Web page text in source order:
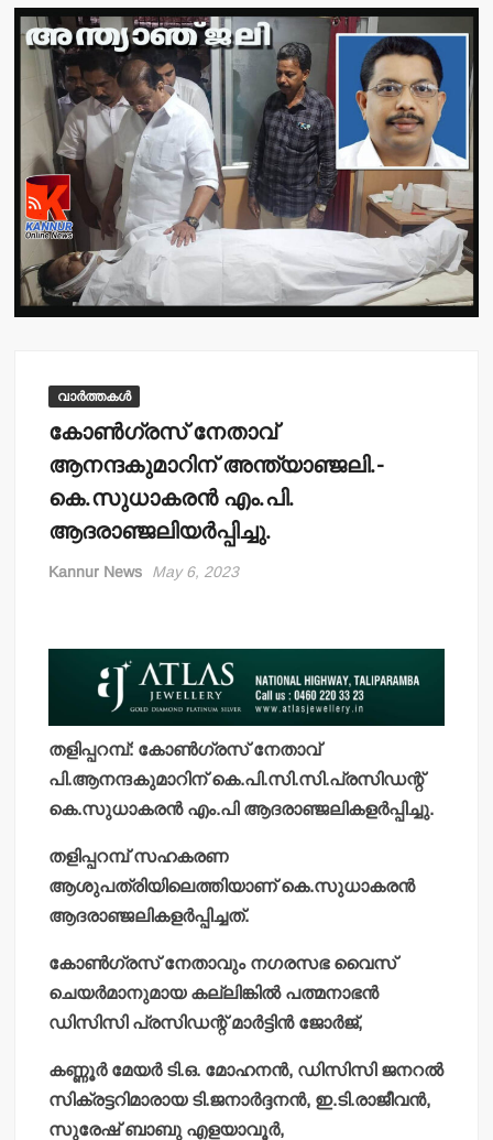
വാർത്തകൾ
കോണ്‍ഗ്രസ് നേതാവ്
ആനന്ദകുമാറിന് അന്ത്യാഞ്ജലി.-
കെ.സുധാകരന്‍ എം.പി.
ആദരാഞ്ജലിയര്‍പ്പിച്ചു.
Kannur News May 6, 2023
തളിപ്പറമ്പ്: കോണ്‍ഗ്രസ് നേതാവ്
പി.ആനന്ദകുമാറിന് കെ.പി.സി.സി.പ്രസിഡന്റ്
കെ.സുധാകരന്‍ എം.പി ആദരാഞ്ജലികളര്‍പ്പിച്ചു.
തളിപ്പറമ്പ് സഹകരണ
ആശുപത്രിയിലെത്തിയാണ് കെ.സുധാകരന്‍
ആദരാഞ്ജലികളര്‍പ്പിച്ചത്.
കോണ്‍ഗ്രസ് നേതാവും നഗരസഭ വൈസ്
ചെയര്‍മാനുമായ കല്ലിങ്കില്‍ പത്മനാഭന്‍
ഡിസിസി പ്രസിഡന്റ് മാര്‍ട്ടിന്‍ ജോര്‍ജ്,
കണ്ണൂര്‍ മേയര്‍ ടി.ഒ. മോഹനന്‍, ഡിസിസി ജനറല്‍
സിക്രട്ടറിമാരായ ടി.ജനാര്‍ദ്ദനന്‍, ഇ.ടി.രാജീവന്‍,
സുരേഷ് ബാബു എളയാവൂര്‍,